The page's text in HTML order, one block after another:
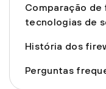
Comparação
tecnologias de
História dos
Perguntas